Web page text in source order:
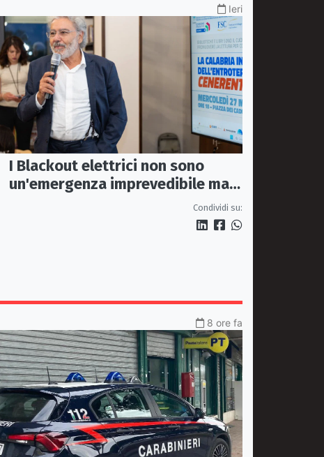
Ieri
I Blackout elettrici non sono
un'emergenza imprevedibile ma
Condividi su:
8 ore fa